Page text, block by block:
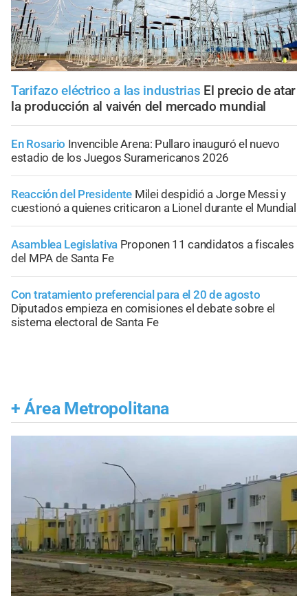
Tarifazo eléctrico a las industrias El precio de atar
la producción al vaivén del mercado mundial
En Rosario Invencible Arena: Pullaro inauguró el nuevo
estadio de los Juegos Suramericanos 2026
Reacción del Presidente Milei despidió a Jorge Messi y
cuestionó a quienes criticaron a Lionel durante el Mundial
Asamblea Legislativa Proponen 11 candidatos a fiscales
del MPA de Santa Fe
Con tratamiento preferencial para el 20 de agosto
Diputados empieza en comisiones el debate sobre el
sistema electoral de Santa Fe
+ Área Metropolitana